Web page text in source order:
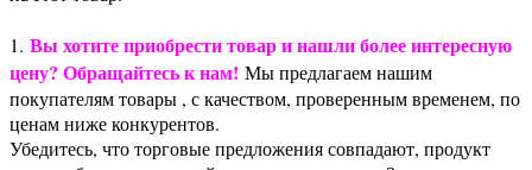
1. Вы хотите приобрести товар и нашли более интересную
цену? Обращайтесь к нам! Мы предлагаем нашим
покупателям товары , с качеством, проверенным временем, по
ценам ниже конкурентов.
Убедитесь, что торговые предложения совпадают, продукт